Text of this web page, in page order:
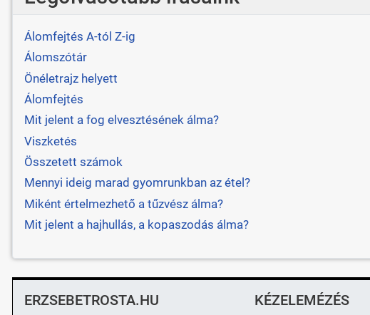
Álomfejtés A-tól Z-ig
Álomszótár
Önéletrajz helyett
Álomfejtés
Mit jelent a fog elvesztésének álma?
Viszketés
Összetett számok
Mennyi ideig marad gyomrunkban az étel?
Miként értelmezhető a tűzvész álma?
Mit jelent a hajhullás, a kopaszodás álma?
ERZSEBETROSTA.HU KÉZELEMÉZÉS